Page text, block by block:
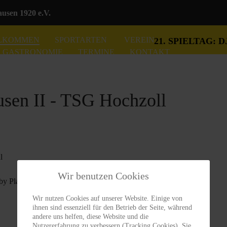
1920 e.V.
SPORTARTEN
VEREIN
GASTRONOMIE
TERMINE KONTAKT
21. SPIELTAG:
II - TSG Hochzoll
PlayersTeam oHGWir benutzen Cookies
Wir nutzen Cookies auf unserer Website. Einige von
ihnen sind essenziell für den Betrieb der Seite, während
andere uns helfen, diese Website und die